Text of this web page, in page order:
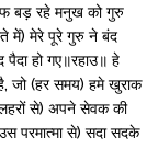
बड़ रहे मनुख को गुरु
में) मेरे पूरे गुरु ने बंद
हो गए॥रहाउ॥ हे
है, जो (हर समय) हमे खुराक
लहरों से) अपने सेवक की
परमात्मा से) सदा सदके